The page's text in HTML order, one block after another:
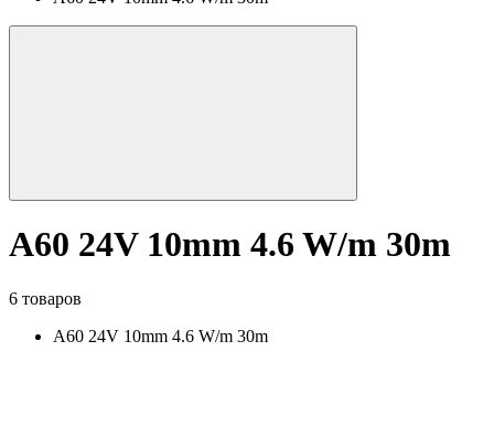
A60 24V 10mm 4.6 W/m 30m
6 товаров
A60 24V 10mm 4.6 W/m 30m